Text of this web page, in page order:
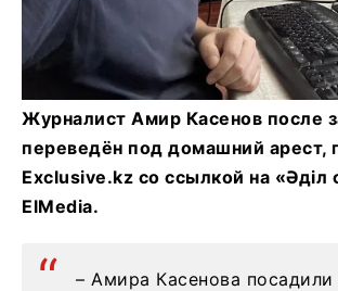
Журналист Амир Касенов после
переведён под домашний арест,
Exclusive.kz со ссылкой на «Әділ
ElMedia.
– Амира Касенова посадили